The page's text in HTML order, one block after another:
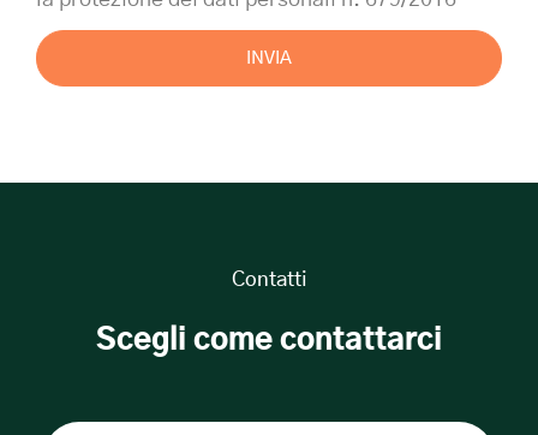
INVIA
Contatti
Scegli come contattarci